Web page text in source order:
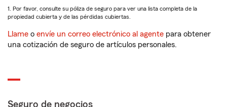
1. Por favor, consulte su póliza de seguro para ver una lista completa de la
propiedad cubierta y de las pérdidas cubiertas.
Llame o envíe un correo electrónico al agente para obtener
una cotización de seguro de artículos personales.
Seguro de negocios